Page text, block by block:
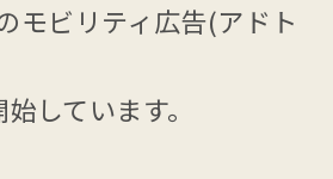
モビリティ広告(アドト
しています。